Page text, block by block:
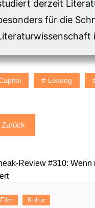
derzeit
für die
Lesung
Zurück
Film Kultur